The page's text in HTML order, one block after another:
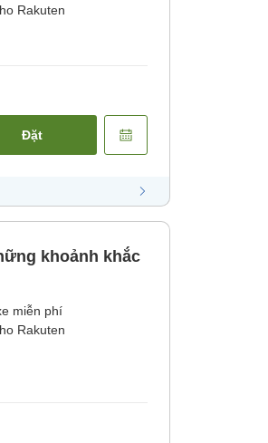
Rakuten
Đặt
khoảnh khắc
miễn phí
Rakuten